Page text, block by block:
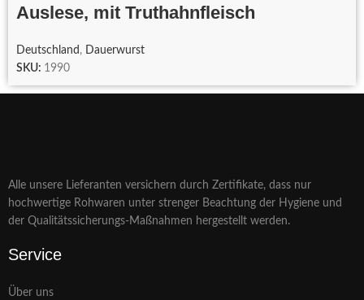
Auslese, mit Truthahnfleisch
Deutschland , Dauerwurst
SKU: 1990
Alle unsere Lieferanten versichern durch Zertifikate, dass nur
hochwertige Rohwaren unter strenger Beachtung der Hygiene und
der Qualitätssicherungs-Maßnahmen hergestellt werden.
Service
Über uns